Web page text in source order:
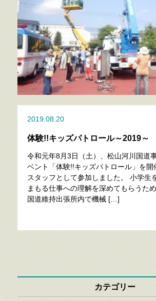
2019.08.20
体験!!キッズパトロール～2019～
令和元年8月3日（土）、松山河川国道
ベント「体験!!キッズパトロール」を開
スタッフとして参加しました。 小学生
まもる仕事への理解を深めてもらうた
国道維持出張所内で機械 […]
カテゴリー